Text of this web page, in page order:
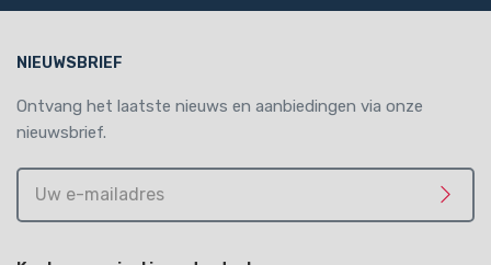
NIEUWSBRIEF
Ontvang het laatste nieuws en aanbiedingen via onze
nieuwsbrief.
Meld